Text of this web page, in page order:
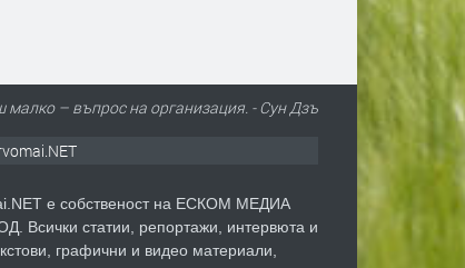
– въпрос на организация. - Сун Дзъ
е собственост на ЕСКОМ МЕДИА
Всички статии, репортажи, интервюта и
графични и видео материали,